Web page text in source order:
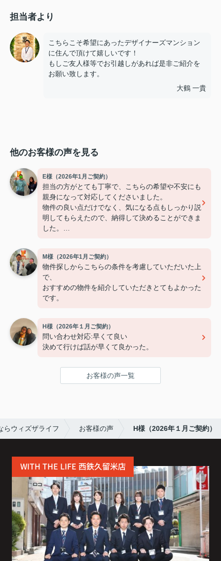
担当者より
こちらこそ希望にあったデザイナーズマンション
に住んで頂けて嬉しいです！
もしご友人様等でお引越しがあれば是非ご紹介を
お願い致します。
大鶴 一貴
他のお客様の声を見る
E様（2026年1月ご契約）
担当の方がとても丁寧で、こちらの希望や不安にも
親身になって対応してくださいました。
物件の良い点だけでなく、気になる点もしっかり説
明してもらえたので、納得して決めることができま
した。
また引っ越しの機会があれば、ぜひお願いしたいで
す。
M様（2026年1月ご契約）
物件探しからこちらの条件を考慮していただいた上
で、
おすすめの物件を紹介していただきとてもよかった
です。
H様（2026年１月ご契約）
問い合わせ対応:早くて良い
決めて行けば話が早くて良かった。
お客様の声一覧
らウィズザライフ お客様の声 H様（2026年１月ご契約）
WITH THE LIFE 西鉄久留米店